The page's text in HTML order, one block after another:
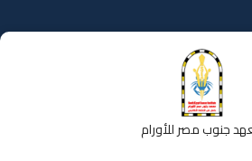
جنوب مصر للأورام